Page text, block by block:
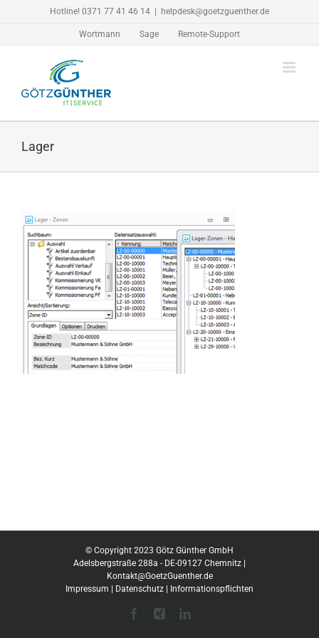
Hotline! 0371 77 41 46 14 helpdesk@goetzguenther.de
Wortmann Sage Remote-Support
Lager
© Copyright 2023 Götz Günther GmbH
Adelsbergstraße 288a - DE-09127 Chemnitz |
Kontakt@GoetzGuenther.de
Impressum
Datenschutz Informationspflichten
Facebook
Xing LinkedIn